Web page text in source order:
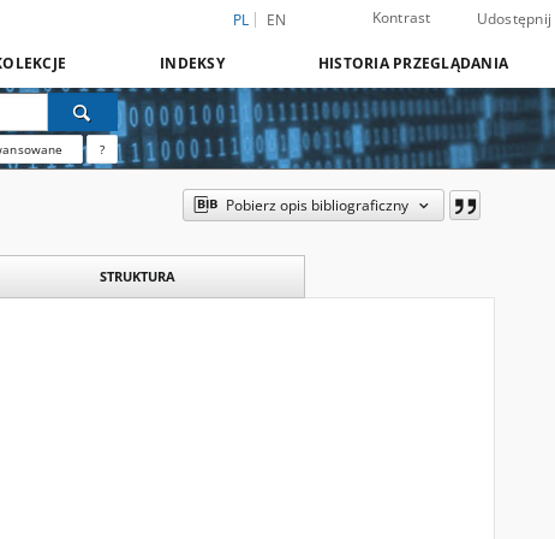
PL EN Kontrast Udostępnij
INDEKSY HISTORIA PRZEGLĄDANIA
?
Pobierz opis bibliograficzny
STRUKTURA